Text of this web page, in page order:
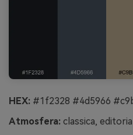
HEX: #1f2328 #4d5966
Atmosfera: classica,